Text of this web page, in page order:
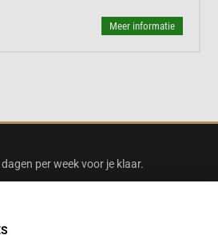
Meer informatie
per week voor je klaar.